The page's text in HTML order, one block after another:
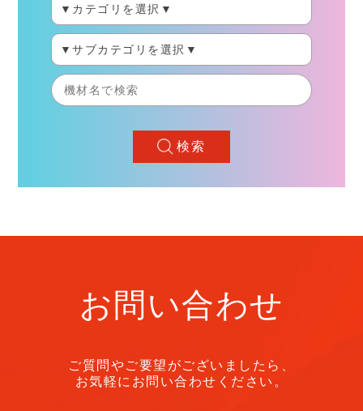
検索
お問い合わせ
ご質問やご要望がございましたら、
お気軽にお問い合わせください。